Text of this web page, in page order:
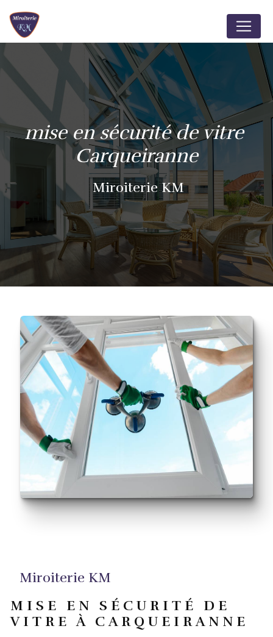
mise en sécurité de vitre
Carqueiranne
Miroiterie KM
Miroiterie KM
MISE EN SÉCURITÉ DE
VITRE À CARQUEIRANNE